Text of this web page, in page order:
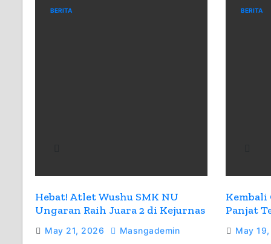
BERITA
Hebat! Atlet Wushu SMK NU
Ungaran Raih Juara 2 di Kejurnas
May 21, 2026 Masngademin
BERITA
Kembali
Panjat
May